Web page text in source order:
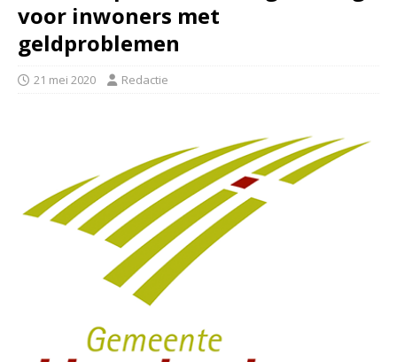
voor inwoners met
geldproblemen
21 mei 2020 Redactie